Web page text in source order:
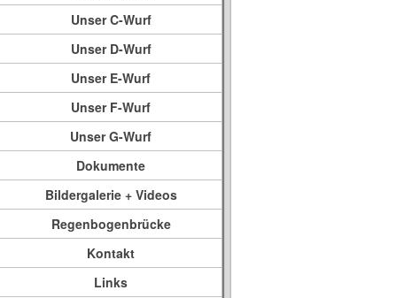
Unser C-Wurf
Unser D-Wurf
Unser E-Wurf
Unser F-Wurf
Unser G-Wurf
Dokumente
Bildergalerie + Videos
Regenbogenbrücke
Kontakt
Links